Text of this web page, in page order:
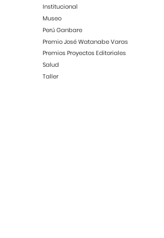
Institucional
Museo
Perú Ganbare
Premio José Watanabe Varas
Premios Proyectos Editoriales
Salud
Taller